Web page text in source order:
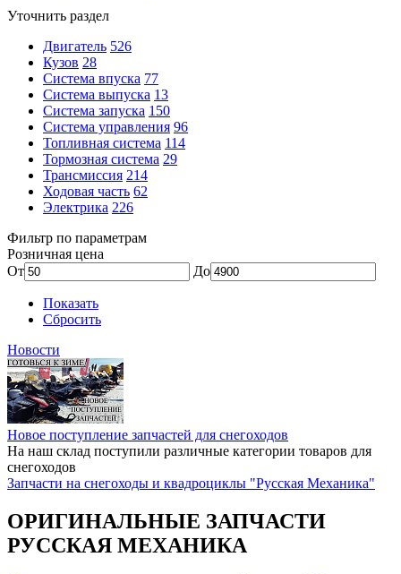
Уточнить раздел
Двигатель 526
Кузов 28
Система впуска 77
Система выпуска 13
Система запуска 150
Система управления 96
Топливная система 114
Тормозная система 29
Трансмиссия 214
Ходовая часть 62
Электрика 226
Фильтр по параметрам
Розничная цена
От
До
Показать
Сбросить
Новости
Новое поступление запчастей для снегоходов
На наш склад поступили различные категории товаров для
снегоходов
Запчасти на снегоходы и квадроциклы "Русская Механика"
ОРИГИНАЛЬНЫЕ ЗАПЧАСТИ
РУССКАЯ МЕХАНИКА